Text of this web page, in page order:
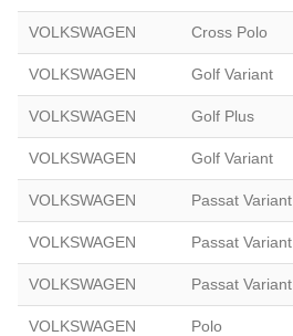
VOLKSWAGEN Cross Polo
VOLKSWAGEN Golf Variant
VOLKSWAGEN Golf Plus
VOLKSWAGEN Golf Variant
VOLKSWAGEN Passat Variant
VOLKSWAGEN Passat Variant
VOLKSWAGEN Passat Variant
VOLKSWAGEN Polo